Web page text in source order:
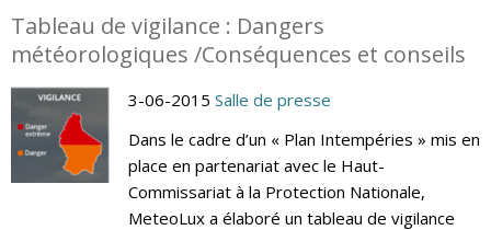
Tableau de vigilance : Dangers
météorologiques /Conséquences et conseils
3-06-2015 Salle de presse
Dans le cadre d’un « Plan Intempéries » mis en
place en partenariat avec le Haut-
Commissariat à la Protection Nationale,
MeteoLux a élaboré un tableau de vigilance